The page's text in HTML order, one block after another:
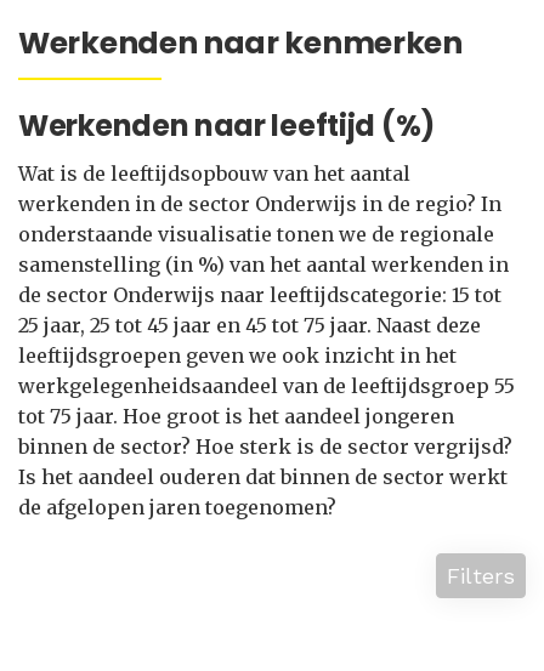
Werkenden naar kenmerken
Werkenden naar leeftijd (%)
Wat is de leeftijdsopbouw van het aantal
werkenden in de sector Onderwijs in de regio? In
onderstaande visualisatie tonen we de regionale
samenstelling (in %) van het aantal werkenden in
de sector Onderwijs naar leeftijdscategorie: 15 tot
25 jaar, 25 tot 45 jaar en 45 tot 75 jaar. Naast deze
leeftijdsgroepen geven we ook inzicht in het
werkgelegenheidsaandeel van de leeftijdsgroep 55
tot 75 jaar. Hoe groot is het aandeel jongeren
binnen de sector? Hoe sterk is de sector vergrijsd?
Is het aandeel ouderen dat binnen de sector werkt
de afgelopen jaren toegenomen?
Filters